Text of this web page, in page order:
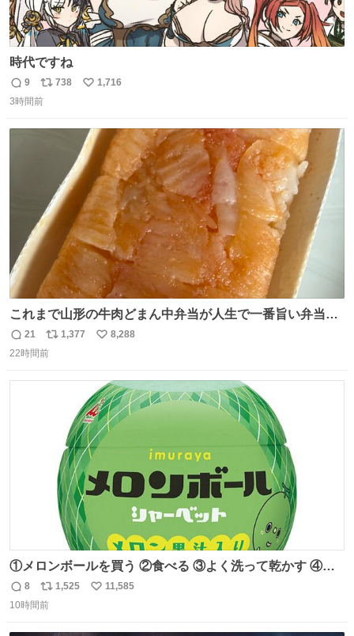
時代ですね
返
信
9
リ
ポ
738
い
数
1,716
3時間前
これまで山形の牛肉どまん中弁当が人生で一番旨い弁当だ
ったのだが、それを遥かに超える弁当発見。 個人的に駅弁
＆空弁ランキングぶっち切りで首位を独走しているお弁当
れてるクルーの方は駅での購入が断然オススメです👍 #え
んがわ明太寿司
返
信
21
リ
ポ
1,377
い
数
8,288
22時間前
①メロンボールを買う ②食べる ③よく洗って乾かす ④か
わいい
返
信
8
リ
ポ
1,525
い
11,585
10時間前